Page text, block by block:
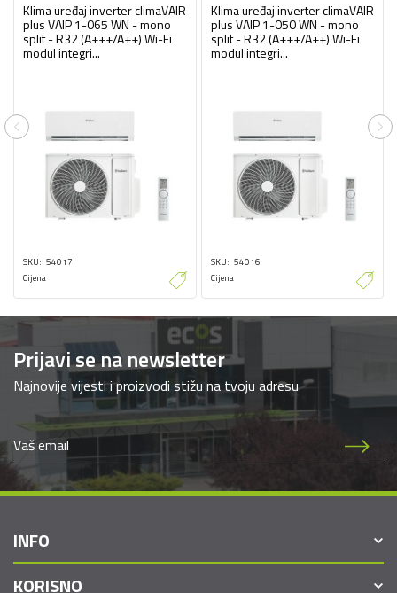
Klima uređaj inverter climaVAIR
plus VAIP 1-065 WN - mono
split - R32 (A+++/A++) Wi-Fi
modul integri...
SKU 54017
Cijena
Klima uređaj inverter climaVAIR
plus VAIP 1-050 WN - mono
split - R32 (A+++/A++) Wi-Fi
modul integri...
SKU 54016
Cijena
Previous
Prijavi se na newsletter
Najnovije vijesti i proizvodi stižu na tvoju adresu
INFO
KORISNO